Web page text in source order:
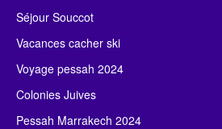
Séjour Souccot
Vacances cacher ski
Voyage pessah 2024
Colonies Juives
Pessah Marrakech 2024